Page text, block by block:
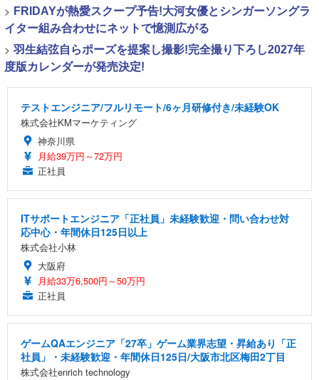
> FRIDAYが熱愛スクープ予告!大河女優とシンガーソングラ
イター組み合わせにネットで憶測広がる
> 羽生結弦自らポーズを提案し撮影!完全撮り下ろし2027年
度版カレンダーが発売決定!
テストエンジニア/フルリモート/6ヶ月研修付き/未経験OK
株式会社KMマーケティング
神奈川県
月給39万円～72万円
正社員
ITサポートエンジニア「正社員」未経験歓迎・問い合わせ対
応中心・年間休日125日以上
株式会社小林
大阪府
月給33万6,500円～50万円
正社員
ゲームQAエンジニア「27卒」ゲーム業界志望・昇給あり「正
社員」・未経験歓迎・年間休日125日/大阪市北区梅田2丁目
株式会社enrich technology